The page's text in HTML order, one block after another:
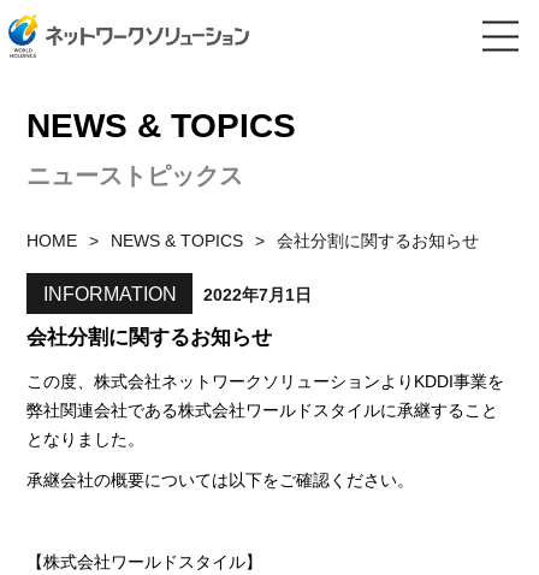
NEWS & TOPICS
ニューストピックス
HOME NEWS & TOPICS 会社分割に関するお知らせ
INFORMATION 2022年7月1日
会社分割に関するお知らせ
この度、株式会社ネットワークソリューションよりKDDI事業を
弊社関連会社である株式会社ワールドスタイルに承継すること
となりました。
承継会社の概要については以下をご確認ください。
【株式会社ワールドスタイル】